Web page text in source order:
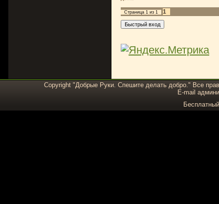
Страница 1 из 1 1
Copyright "Добрые Руки. Спешите делать добро." Все
E-mail